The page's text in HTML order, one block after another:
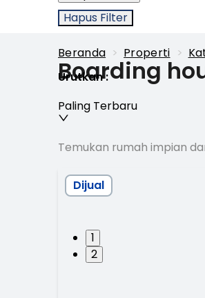
Hapus Filter
Beranda > Properti >
Boarding
Urutkan:
Paling Terbaru
Temukan rumah impian
1
2
Dijual